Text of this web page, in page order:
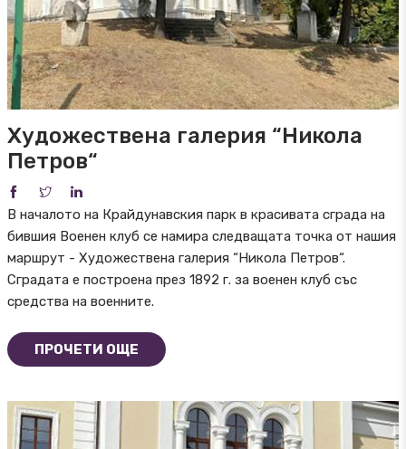
Художествена галерия “Никола
Петров“
В началото на Крайдунавския парк в красивата сграда на
бившия Военен клуб се намира следващата точка от нашия
маршрут - Художествена галерия “Никола Петров“.
Сградата е построена през 1892 г. за военен клуб със
средства на военните.
ПРОЧЕТИ ОЩЕ